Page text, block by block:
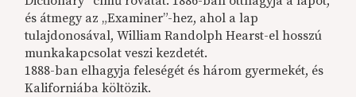
és átmegy az „Examiner”-hez, ahol a lap
tulajdonosával, William Randolph Hearst-el hosszú
munkakapcsolat veszi kezdetét.
1888-ban elhagyja feleségét és három gyermekét, és
Kaliforniába költözik.